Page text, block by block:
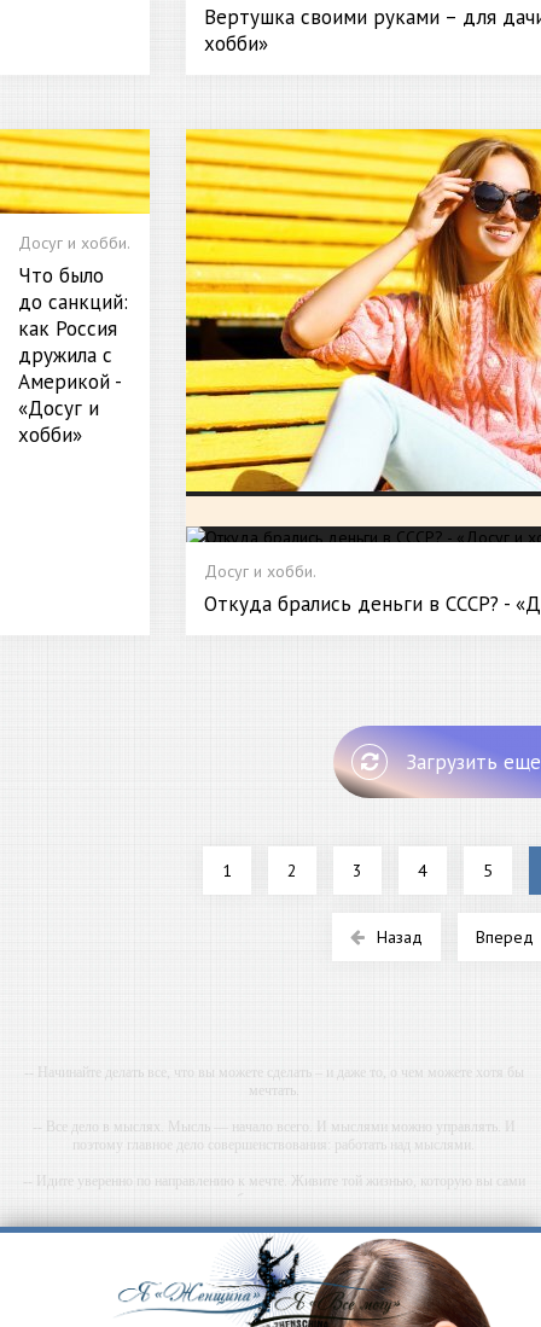
Вертушка своими руками – для
хобби»
Досуг и хобби.
Что было
до санкций:
как Россия
дружила с
Америкой -
«Досуг и
хобби»
Досуг и хобби.
Откуда брались деньги в СССР? -
Загрузить еще
Назад
1 2 3 4 5
Вперед
-- Начинайте делать все, что вы можете сделать – и даже то, о чем можете хотя бы
мечтать.
-- Все дело в мыслях. Мысль — начало всего. И мыслями можно управлять. И
поэтому главное дело совершенствования: работать над мыслями.
-- Идите уверенно по направлению к мечте. Живите той жизнью, которую вы сами
-- Самое большое богатство — это ум. Самая большая нищета — глупость. Из всех
страхов самый пугающий — самолюбование.
-- Лучшее, что можно сделать с хорошим советом, это пропустить его мимо ушей. Он
никогда не бывает полезен никому, кроме того, кто его дал.